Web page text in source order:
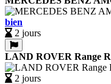
bien
2 jours
LAND ROVER Range
2 jours